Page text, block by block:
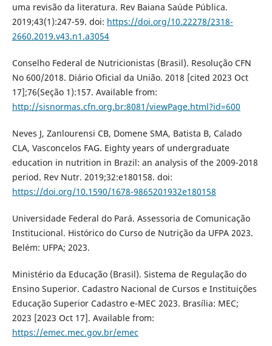
uma revisão da literatura. Rev Baiana Saúde Pública.
2019;43(1):247-59. doi: https://doi.org/10.22278/2318-
2660.2019.v43.n1.a3054
Conselho Federal de Nutricionistas (Brasil). Resolução CFN
No 600/2018. Diário Oficial da União. 2018 [cited 2023 Oct
17];76(Seção 1):157. Available from:
http://sisnormas.cfn.org.br:8081/viewPage.html?id=600
Neves J, Zanlourensi CB, Domene SMA, Batista B, Calado
CLA, Vasconcelos FAG. Eighty years of undergraduate
education in nutrition in Brazil: an analysis of the 2009-2018
period. Rev Nutr. 2019;32:e180158. doi:
https://doi.org/10.1590/1678-9865201932e180158
Universidade Federal do Pará. Assessoria de Comunicação
Institucional. Histórico do Curso de Nutrição da UFPA 2023.
Belém: UFPA; 2023.
Ministério da Educação (Brasil). Sistema de Regulação do
Ensino Superior. Cadastro Nacional de Cursos e Instituições
Educação Superior Cadastro e-MEC 2023. Brasília: MEC;
2023 [2023 Oct 17]. Available from:
https://emec.mec.gov.br/emec